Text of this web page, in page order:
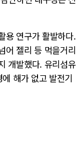
용 연구가 활발하다.
어 젤리 등 먹을거리
개발했다. 유리섬유
해가 없고 발전기